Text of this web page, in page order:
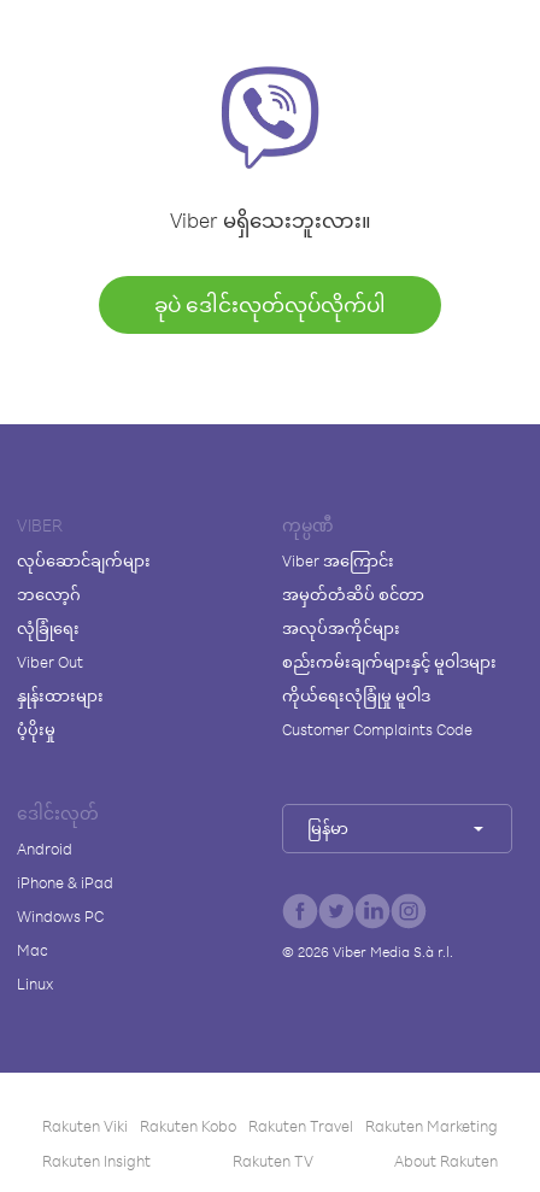
Viber မရှိသေးဘူးလား။
ခုပဲ ဒေါင်းလုတ်လုပ်လိုက်ပါ
VIBER
လုပ်ဆောင်ချက်များ
ဘလော့ဂ်
လုံခြုံရေး
Viber Out
နှုန်းထားများ
ပံ့ပိုးမှု
ကုမ္ပဏီ
Viber အကြောင်း
အမှတ်တံဆိပ် စင်တာ
အလုပ်အကိုင်များ
စည်းကမ်းချက်များနှင့် မူဝါဒများ
ကိုယ်ရေးလုံခြုံမှု မူဝါဒ
Customer Complaints Code
ဒေါင်းလုတ်
Android
iPhone & iPad
Windows PC
Mac
Linux
မြန်မာ
© 2026Viber Media S.à r.l.
Rakuten Viki Rakuten Kobo Rakuten Travel
Rakuten Marketing
Rakuten Insight
Rakuten TV About Rakuten